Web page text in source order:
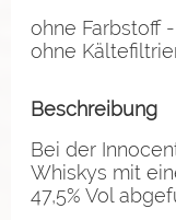
ohne Farbstoff
ohne
Beschreibung
Bei der
Whiskys mit
47,5% Vol